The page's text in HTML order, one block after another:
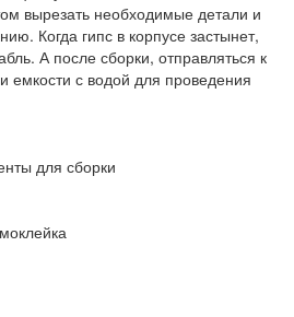
вырезать необходимые детали и
Когда гипс в корпусе застынет,
А после сборки, отправляться к
с водой для проведения
для сборки